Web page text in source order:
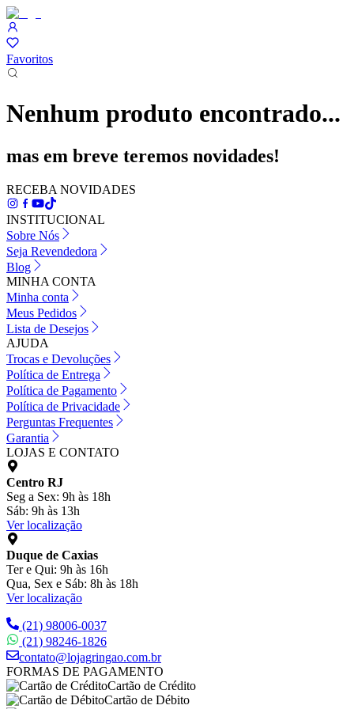
Favoritos
Nenhum produto encontrado...
mas em breve teremos novidades!
RECEBA NOVIDADES
INSTITUCIONAL
Sobre Nós
Seja Revendedora
Blog
MINHA CONTA
Minha conta
Meus Pedidos
Lista de Desejos
AJUDA
Trocas e Devoluções
Política de Entrega
Política de Pagamento
Política de Privacidade
Perguntas Frequentes
Garantia
LOJAS E CONTATO
Centro RJ
Seg a Sex: 9h às 18h
Sáb: 9h às 13h
Ver localização
Duque de Caxias
Ter e Qui: 9h às 16h
Qua, Sex e Sáb: 8h às 18h
Ver localização
(21) 98006-0037
(21) 98246-1826
contato@lojagringao.com.br
FORMAS DE PAGAMENTO
Cartão de Crédito
Cartão de Débito